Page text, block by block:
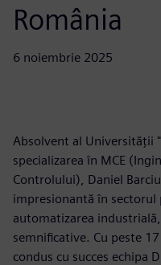
România
6 noiembrie 2025
Absolvent al Universității
specializarea în MCE
Controlului), Daniel
impresionantă în
automatizarea
semnificative. Cu peste
condus cu succes echipa